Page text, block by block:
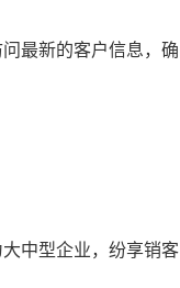
最新的客户信息，确
中型企业，纷享销客